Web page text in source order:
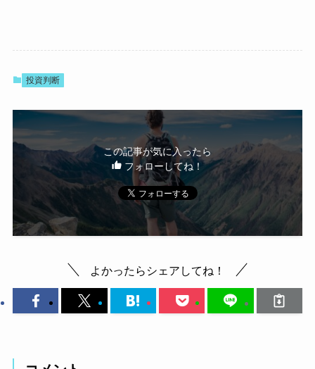
投資判断
この記事が気に入ったら
フォローしてね！
よかったらシェアしてね！